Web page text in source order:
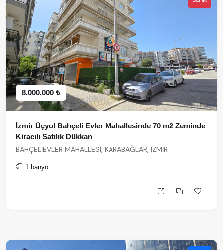
8.000.000 ₺
İzmir Üçyol Bahçeli Evler Mahallesinde 70 m2 Zeminde
Kiracılı Satılık Dükkan
BAHÇELİEVLER MAHALLESİ, KARABAĞLAR, İZMİR
1 banyo